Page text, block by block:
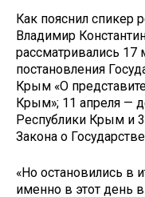
Как пояснил спикер
Владимир
рассматривались 17
постановления
Крым «О
Крым»; 11 апреля —
Республики Крым и
Закона о
«Но остановились в
именно в этот день